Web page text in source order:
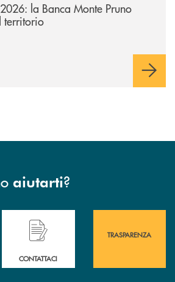
la Banca Monte Pruno
territorio
aiutarti?
delle&nbsp; filiali&nbsp; di Banca
Hai bisogno di assistenza immediata?
CONTATTACI
TRASPARENZA